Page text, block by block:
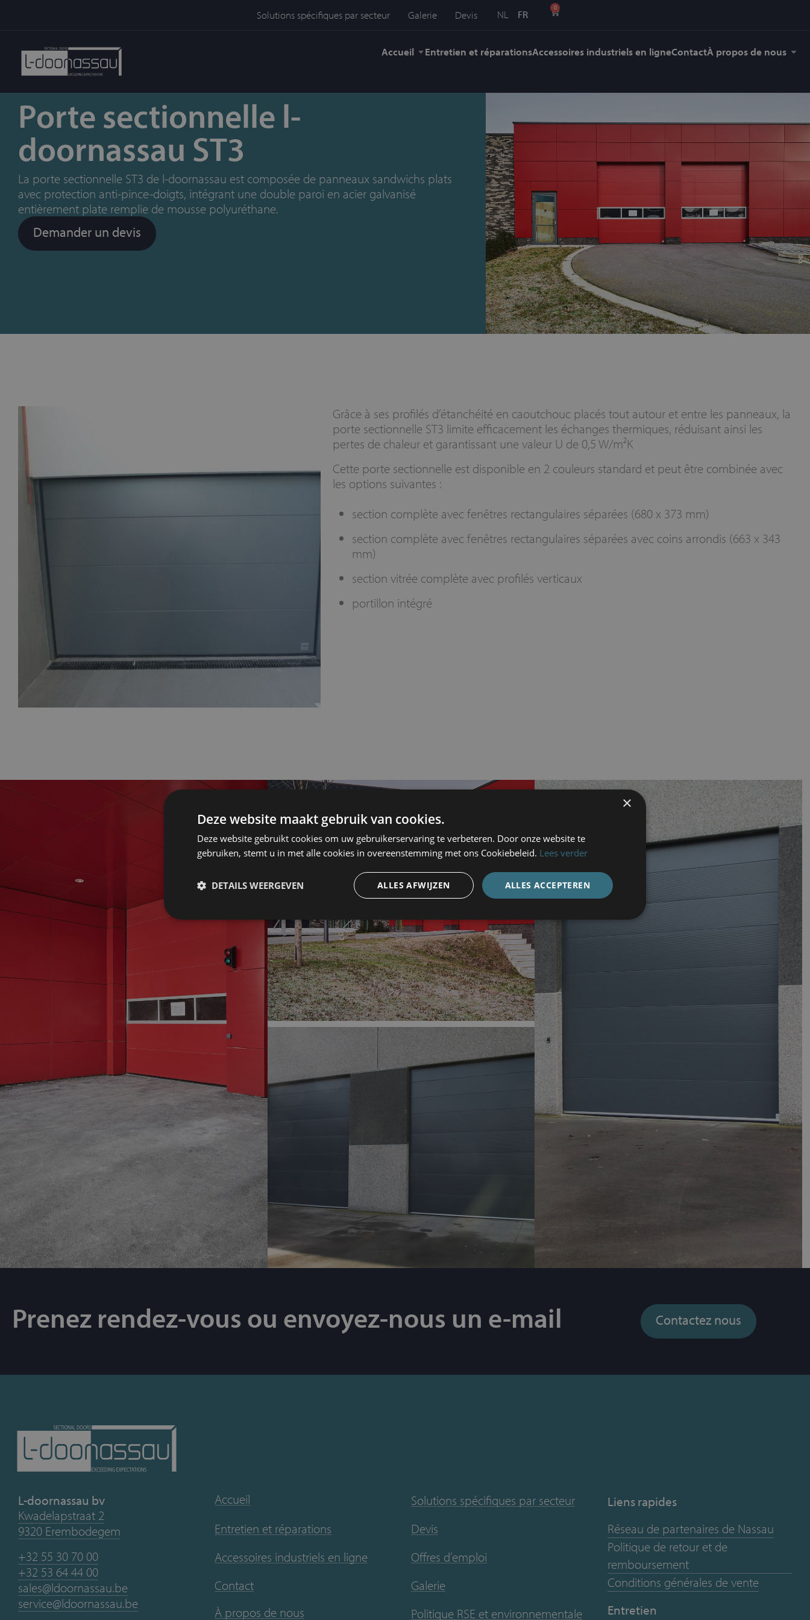
Solutions spécifiques par secteur Galerie Devis NL FR
0
Accueil Entretien et réparationsAccessoires industriels en ligneContactÀ propos de nous
Porte sectionnelle l-
doornassau ST3
La porte sectionnelle ST3 de l-doornassau est composée de panneaux sandwichs plats
avec protection anti-pince-doigts, intégrant une double paroi en acier galvanisé
entièrement plate remplie de mousse polyuréthane.
Demander un devis
Grâce à ses profilés d’étanchéité en caoutchouc placés tout autour et entre les panneaux, la
porte sectionnelle ST3 limite efficacement les échanges thermiques, réduisant ainsi les
pertes de chaleur et garantissant une valeur U de 0,5 W/m²K
Cette porte sectionnelle est disponible en 2 couleurs standard et peut être combinée avec
les options suivantes :
section complète avec fenêtres rectangulaires séparées (680 x 373 mm)
section complète avec fenêtres rectangulaires séparées avec coins arrondis (663 x 343
mm)
section vitrée complète avec profilés verticaux
portillon intégré
Prenez rendez-vous ou envoyez-nous un e-mail Contactez nous
L-doornassau bv
Kwadelapstraat 2
9320 Erembodegem
+32 55 30 70 00
+32 53 64 44 00
sales@ldoornassau.be
service@ldoornassau.be
Accueil
Entretien et réparations
Accessoires industriels en ligne
Contact
À propos de nous
Solutions spécifiques par secteur
Devis
Offres d’emploi
Galerie
Politique RSE et environnementale
Liens rapides
Réseau de partenaires de Nassau
Politique de retour et de
remboursement
Conditions générales de vente
Entretien
×
Deze website maakt gebruik van cookies.
Deze website gebruikt cookies om uw gebruikerservaring te verbeteren. Door onze website te
gebruiken, stemt u in met alle cookies in overeenstemming met ons Cookiebeleid. Lees verder
ALLES ACCEPTEREN
ALLES AFWIJZEN
DETAILS WEERGEVEN